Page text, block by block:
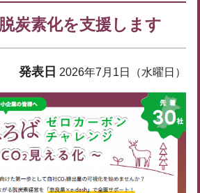
炭素化を支援します
発表日 2026年7月1日（水曜日）